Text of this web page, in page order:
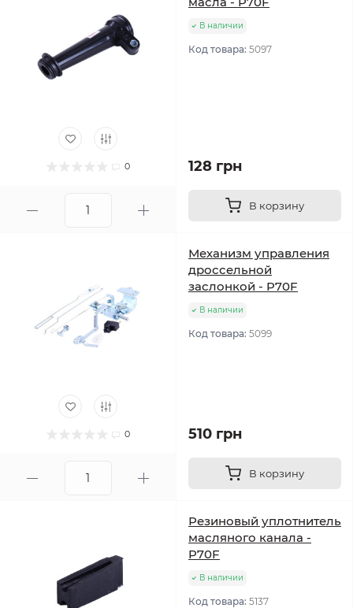
0
В наличии
Код товара: 5097
128 грн
В корзину
0
Механизм управления
дроссельной
заслонкой - P70F
В наличии
Код товара: 5099
510 грн
В корзину
Резиновый уплотнитель
масляного канала -
P70F
В наличии
Код товара: 5137